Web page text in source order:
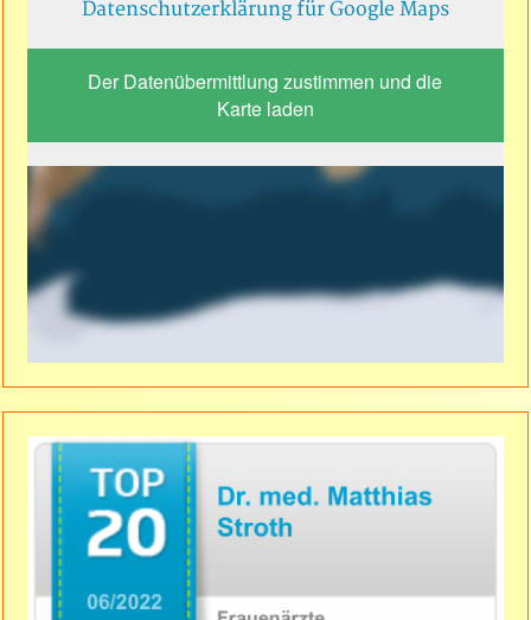
Datenschutzerklärung für Google Maps
Der Datenübermittlung zustimmen und die
Karte laden